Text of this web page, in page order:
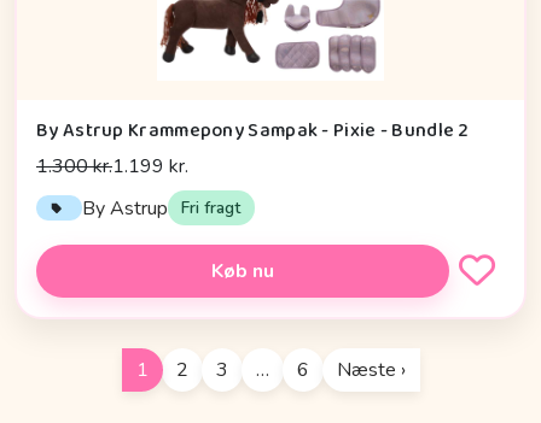
By Astrup Krammepony Sampak - Pixie - Bundle 2
1.300 kr.1.199 kr.
By Astrup Fri fragt
Køb nu
1 2 3 … 6 Næste ›